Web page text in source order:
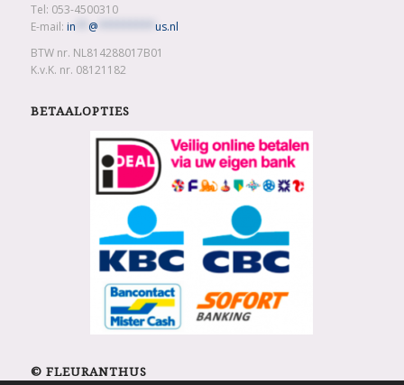
Tel: 053-4500310
E-mail: in @
us.nl
BTW nr. NL814288017B01
K.v.K. nr. 08121182
BETAALOPTIES
© FLEURANTHUS